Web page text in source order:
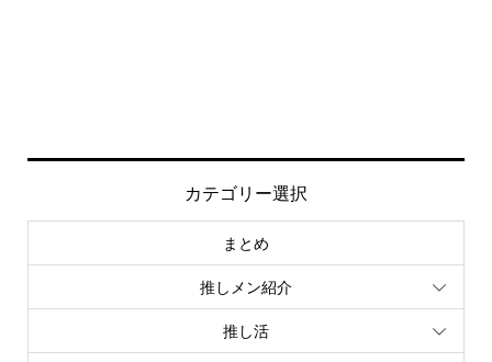
カテゴリー選択
まとめ
推しメン紹介
推し活